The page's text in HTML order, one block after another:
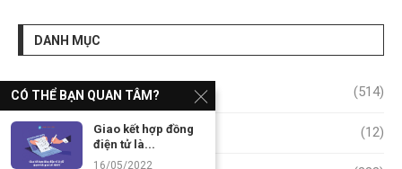
DANH MỤC
Kiến thức (514)
Chứng Khoán (12)
CÓ THỂ BẠN QUAN TÂM?
Giao kết hợp đồng
điện tử là...
16/05/2022